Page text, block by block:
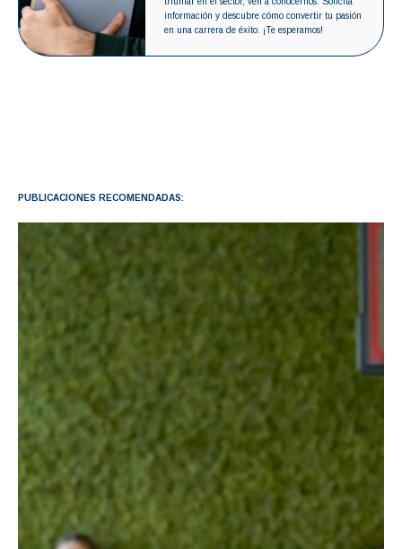
información y descubre cómo convertir tu pasión
en una carrera de éxito. ¡Te esperamos!
PUBLICACIONES RECOMENDADAS: